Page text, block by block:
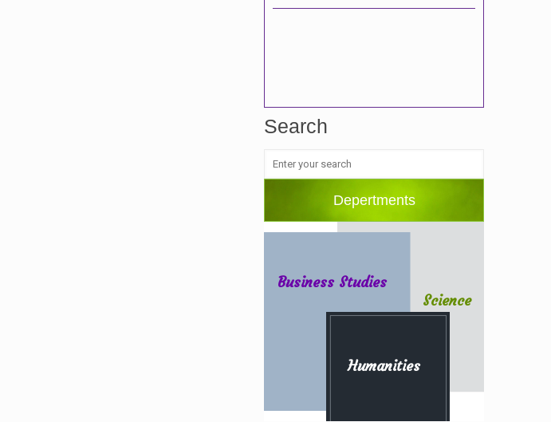
Search
Depertments
Humanities
Business Studies
Science